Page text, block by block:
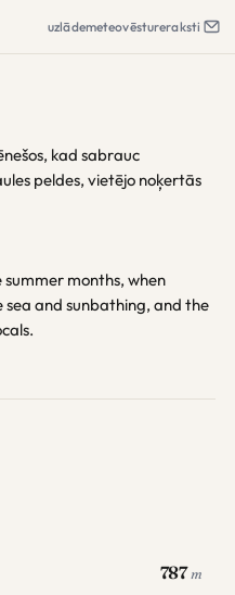
uzlādemeteovēstureraksti
kad sabrauc
peldes, vietējo noķertās
months, when
and sunbathing, and the
787 m